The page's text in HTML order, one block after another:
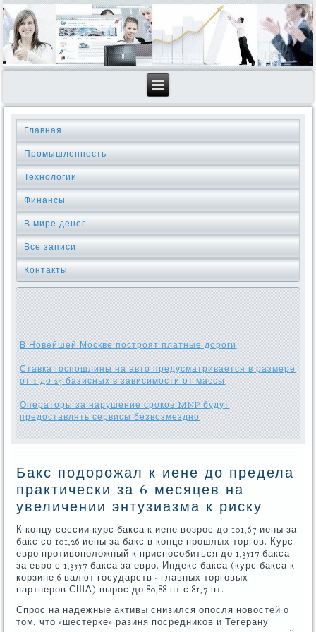
Главная
Промышленность
Технологии
Финансы
В мире денег
Все записи
Контакты
В Новейшей Москве построят платные дороги
Ставка госпошлины на авто предусматривается в размере
от 1 до 25 базисных в зависимости от массы
Операторы за нарушение сроков MNP будут
предоставлять сервисы безвозмездно
Бакс подорожал к иене до предела
практически за 6 месяцев на
увеличении энтузиазма к риску
К концу сессии курс бакса к иене возрос до 101,67 иены за
бакс со 101,26 иены за бакс в конце прошлых торгов. Курс
евро противоположный к приспособиться до 1,3517 бакса
за евро с 1,3557 бакса за евро. Индекс бакса (курс бакса к
корзине 6 валют государств - главных торговых
партнеров США) вырос до 80,88 пт с 81,7 пт.
Спрос на надежные активы снизился опосля новостей о
том, что «шестерке» разиня посредников и Тегерану